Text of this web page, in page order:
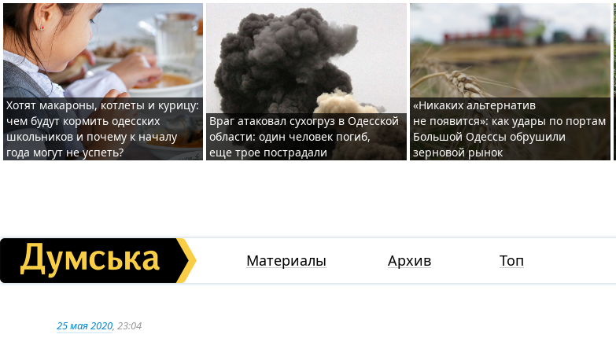
Хотят макароны, котлеты и курицу:
чем будут кормить одесских
школьников и почему к началу
года могут не успеть?
Враг атаковал сухогруз в Одесской
области: один человек погиб,
еще трое пострадали
«Никаких альтернатив
не появится»: как удары по портам
Большой Одессы обрушили
зерновой рынок
Материалы Архив Топ
25 мая 2020, 23:04